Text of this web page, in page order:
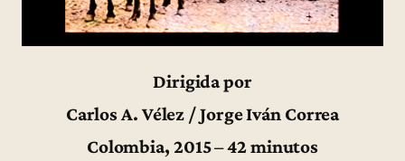
Dirigida por
Carlos A. Vélez / Jorge Iván Correa
Colombia, 2015 – 42 minutos